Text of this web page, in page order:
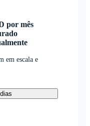
por mês
em escala e